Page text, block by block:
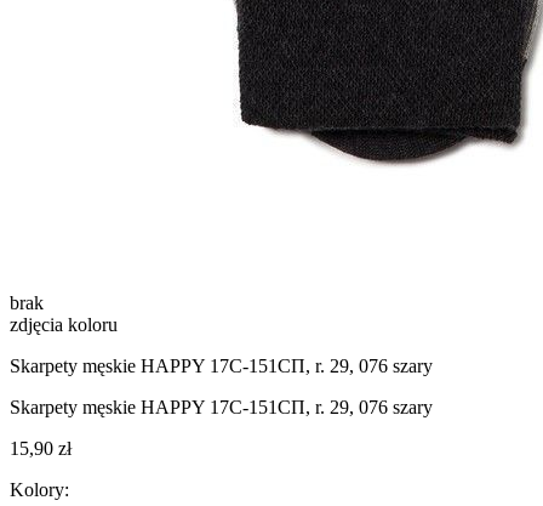
brak
zdjęcia koloru
Skarpety męskie HAPPY 17C-151СП, r. 29, 076 szary
Skarpety męskie HAPPY 17C-151СП, r. 29, 076 szary
15,90 zł
Kolory: